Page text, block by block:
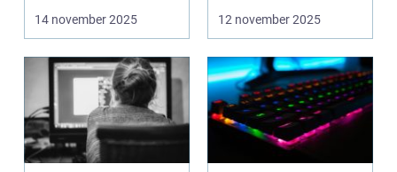
dem mer intell...
14 november 2025
att ...
12 november 2025